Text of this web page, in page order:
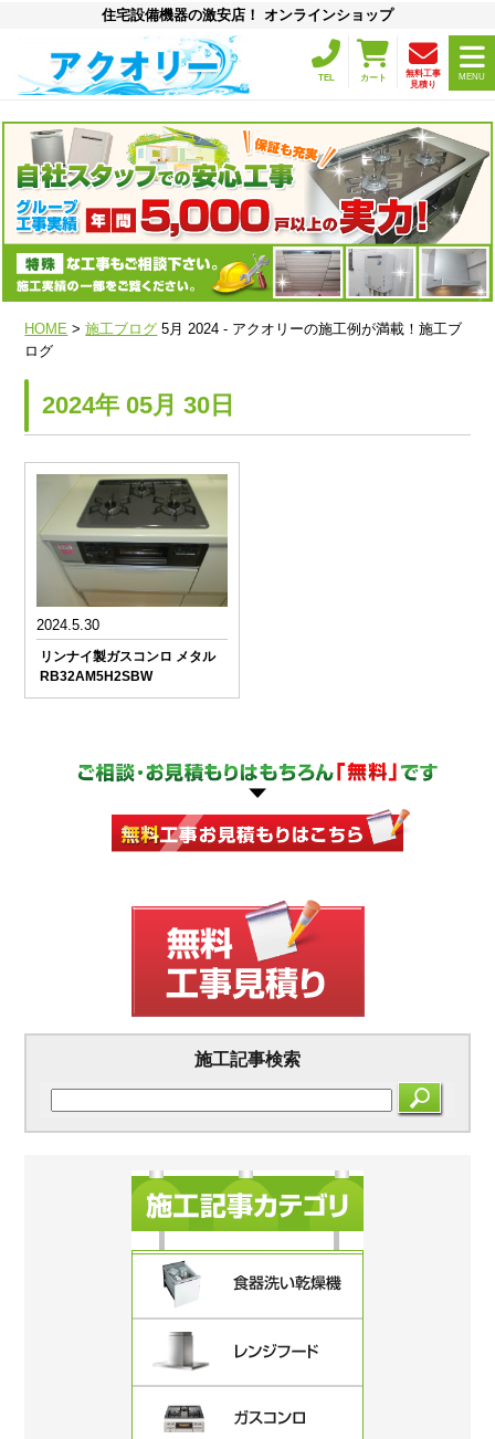
住宅設備機器の激安店！ オンラインショップ
TEL カート
無料工事
見積り
MENU
HOME >施工ブログ 5月 2024 - アクオリーの施工例が満載！施工ブ
ログ
2024年 05月 30日
2024.5.30
リンナイ製ガスコンロ メタル
RB32AM5H2SBW
施工記事検索